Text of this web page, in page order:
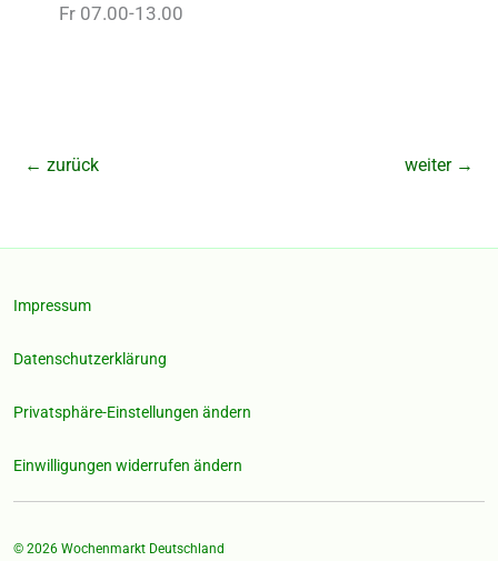
Fr 07.00-13.00
← zurück weiter →
Impressum
Datenschutzerklärung
Privatsphäre-Einstellungen ändern
Einwilligungen widerrufen ändern
© 2026 Wochenmarkt Deutschland